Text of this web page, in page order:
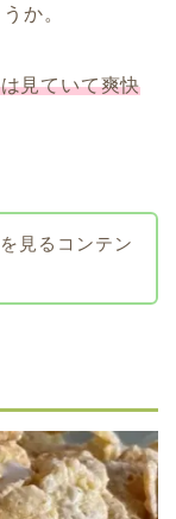
か。
見ていて爽快
見るコンテン